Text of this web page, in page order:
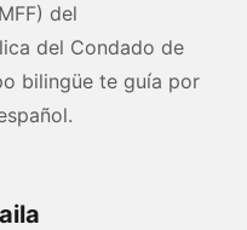
del
del Condado de
bilingüe te guía por